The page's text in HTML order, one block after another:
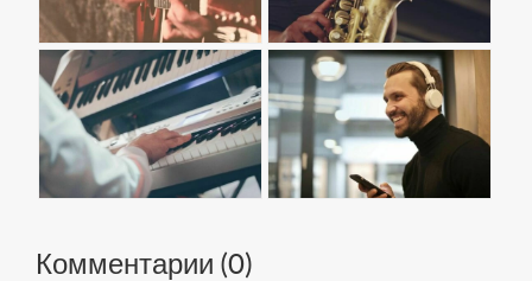
Комментарии (0)